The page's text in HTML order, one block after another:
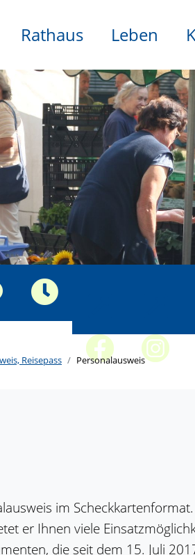
Rathaus Leben
Reisepass Personalausweis
im
er Ihnen viele
die seit dem 15. Juli